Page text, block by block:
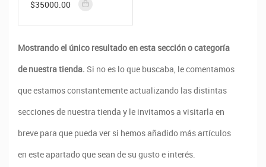
$35000.00
Mostrando el único resultado en esta sección o categoría
de nuestra tienda. Si no es lo que buscaba, le comentamos
que estamos constantemente actualizando las distintas
secciones de nuestra tienda y le invitamos a visitarla en
breve para que pueda ver si hemos añadido más artículos
en este apartado que sean de su gusto e interés.